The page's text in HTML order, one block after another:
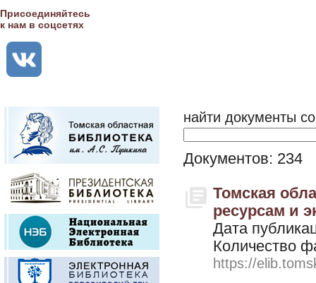
Присоединяйтесь
к нам в соцсетях
найти документы
Документов: 234
Томская
ресурсам и
Дата
Количество
https://